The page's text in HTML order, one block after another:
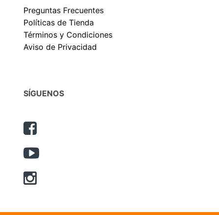
Preguntas Frecuentes
Políticas de Tienda
Términos y Condiciones
Aviso de Privacidad
SÍGUENOS